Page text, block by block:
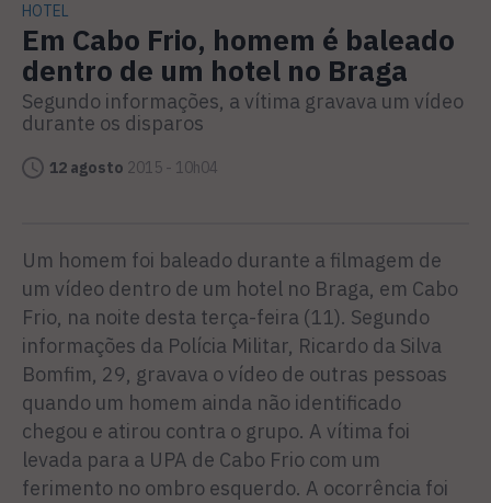
HOTEL
Em Cabo Frio, homem é baleado
dentro de um hotel no Braga
Segundo informações, a vítima gravava um vídeo
durante os disparos
12 agosto 2015 - 10h04
Um homem foi baleado durante a filmagem de
um vídeo dentro de um hotel no Braga, em Cabo
Frio, na noite desta terça-feira (11). Segundo
informações da Polícia Militar, Ricardo da Silva
Bomfim, 29, gravava o vídeo de outras pessoas
quando um homem ainda não identificado
chegou e atirou contra o grupo. A vítima foi
levada para a UPA de Cabo Frio com um
ferimento no ombro esquerdo. A ocorrência foi